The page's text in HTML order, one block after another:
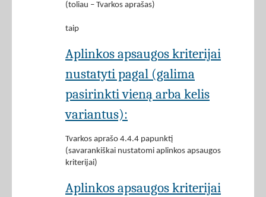
(toliau – Tvarkos aprašas)
taip
Aplinkos apsaugos kriterijai
nustatyti pagal (galima
pasirinkti vieną arba kelis
variantus):
Tvarkos aprašo 4.4.4 papunktį
(savarankiškai nustatomi aplinkos apsaugos
kriterijai)
Aplinkos apsaugos kriterijai